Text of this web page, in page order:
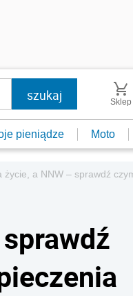
Sklep
pieniądze Moto
życie, a NNW – sprawdź